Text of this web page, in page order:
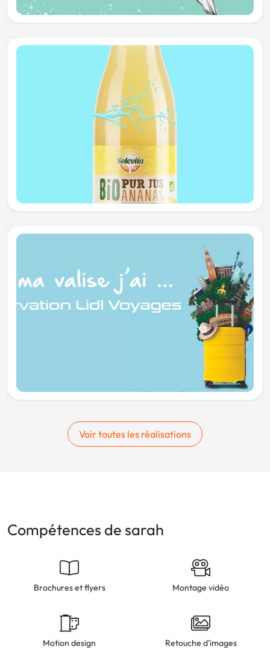
Voir toutes les réalisations
Compétences de sarah
Brochures et flyers Montage vidéo
Motion design Retouche d'images